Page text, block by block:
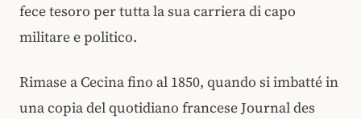
fece tesoro per tutta la sua carriera di capo
militare e politico.
Rimase a Cecina fino al 1850, quando si imbatté in
una copia del quotidiano francese Journal des